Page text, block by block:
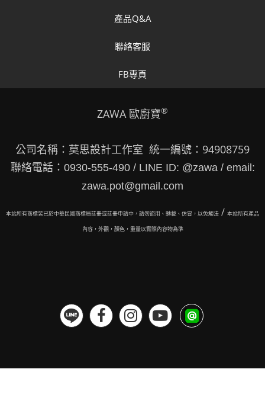
產品Q&A
聯絡客服
FB專頁
ZAWA 歐廚寶®
公司名稱：莫思設計工作室 統一編號：94908759
聯絡電話：0930-555-490 / LINE ID: @zawa / email:
zawa.pot@gmail.com
本站所有商標皆已於中華民國商標局註冊或註冊申請中，請勿盜用、轉載、仿冒，以免觸法 / 本站所有產品
內容，外觀，顏色，重量以實際內容物為準